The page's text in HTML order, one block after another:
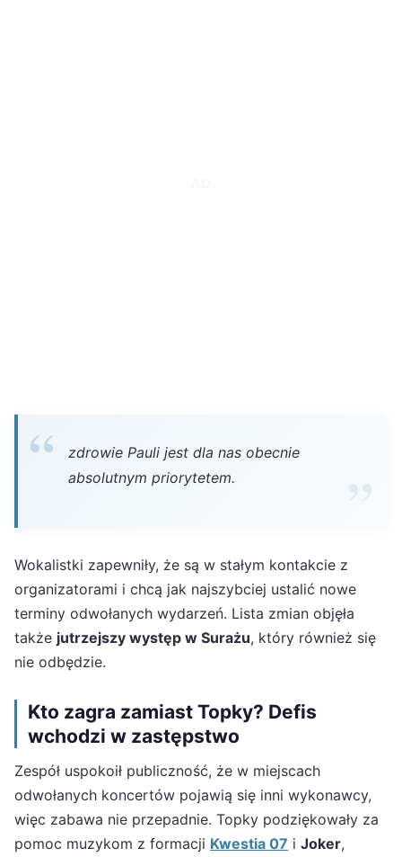
zdrowie Pauli jest dla nas obecnie
absolutnym priorytetem.
Wokalistki zapewniły, że są w stałym kontakcie z
organizatorami i chcą jak najszybciej ustalić nowe
terminy odwołanych wydarzeń. Lista zmian objęła
także jutrzejszy występ w Surażu, który również się
nie odbędzie.
Kto zagra zamiast Topky? Defis
wchodzi w zastępstwo
Zespół uspokoił publiczność, że w miejscach
odwołanych koncertów pojawią się inni wykonawcy,
więc zabawa nie przepadnie. Topky podziękowały za
pomoc muzykom z formacji Kwestia 07 i Joker,